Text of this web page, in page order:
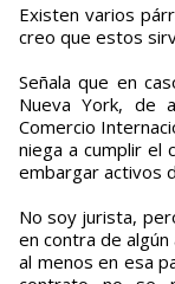
Existen varios
creo que estos
Señala que en
Nueva York, de
Comercio
niega a cumplir el
embargar activos
No soy jurista,
en contra de
al menos en esa